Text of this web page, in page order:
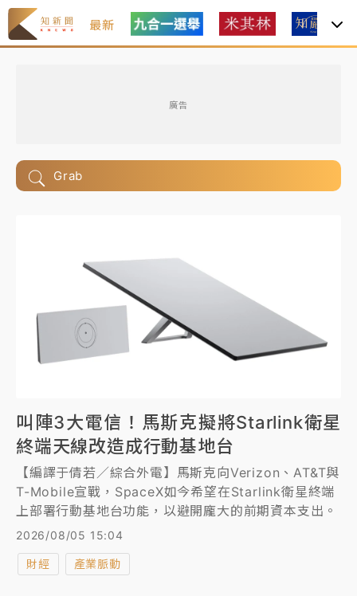
最新
廣告
Grab
叫陣3大電信！馬斯克擬將Starlink衛星
終端天線改造成行動基地台
【編譯于倩若／綜合外電】馬斯克向Verizon、AT&T與
T-Mobile宣戰，SpaceX如今希望在Starlink衛星終端
上部署行動基地台功能，以避開龐大的前期資本支出。
2026/08/05 15:04
財經 產業脈動